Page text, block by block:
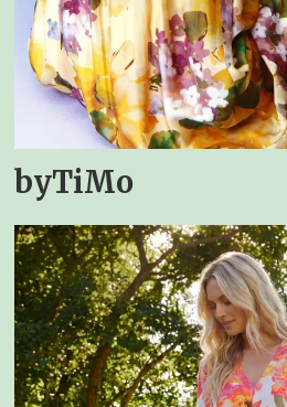
byTiMo